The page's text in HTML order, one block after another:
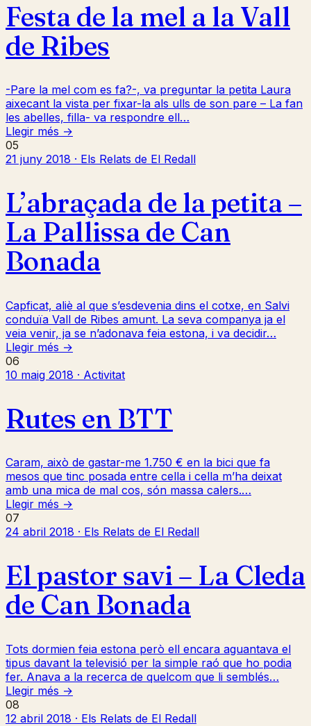
Festa de la mel a la Vall
de Ribes
-Pare la mel com es fa?-, va preguntar la petita Laura
aixecant la vista per fixar-la als ulls de son pare – La fan
les abelles, filla- va respondre ell…
Llegir més →
05
21 juny 2018 · Els Relats de El Redall
L’abraçada de la petita –
La Pallissa de Can
Bonada
Capficat, aliè al que s’esdevenia dins el cotxe, en Salvi
conduïa Vall de Ribes amunt. La seva companya ja el
veia venir, ja se n’adonava feia estona, i va decidir…
Llegir més →
06
10 maig 2018 · Activitat
Rutes en BTT
Caram, això de gastar-me 1.750 € en la bici que fa
mesos que tinc posada entre cella i cella m’ha deixat
amb una mica de mal cos, són massa calers.…
Llegir més →
07
24 abril 2018 · Els Relats de El Redall
El pastor savi – La Cleda
de Can Bonada
Tots dormien feia estona però ell encara aguantava el
tipus davant la televisió per la simple raó que ho podia
fer. Anava a la recerca de quelcom que li semblés…
Llegir més →
08
12 abril 2018 · Els Relats de El Redall